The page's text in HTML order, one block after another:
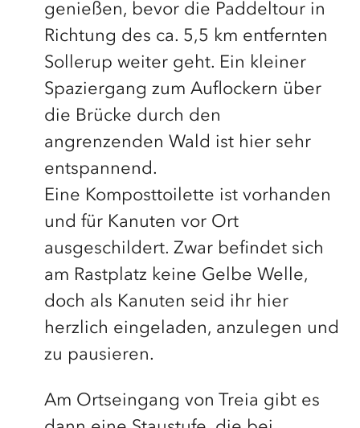
genießen, bevor die Paddeltour in
Richtung des ca. 5,5 km entfernten
Sollerup weiter geht. Ein kleiner
Spaziergang zum Auflockern über
die Brücke durch den
angrenzenden Wald ist hier sehr
entspannend.
Eine Komposttoilette ist vorhanden
und für Kanuten vor Ort
ausgeschildert. Zwar befindet sich
am Rastplatz keine Gelbe Welle,
doch als Kanuten seid ihr hier
herzlich eingeladen, anzulegen und
zu pausieren.
Am Ortseingang von Treia gibt es